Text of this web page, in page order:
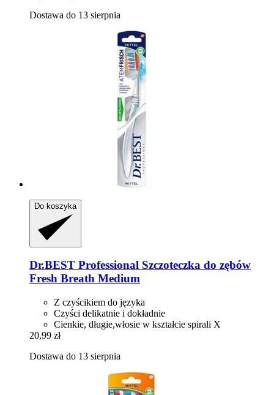
Dostawa do 13 sierpnia
Do koszyka
Dr.BEST Professional Szczoteczka do zębów
Fresh Breath Medium
Z czyścikiem do języka
Czyści delikatnie i dokładnie
Cienkie, długie,włosie w kształcie spirali X
20,99 zł
Dostawa do 13 sierpnia